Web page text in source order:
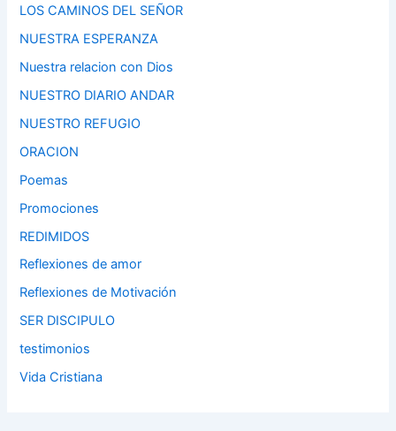
LOS CAMINOS DEL SEÑOR
NUESTRA ESPERANZA
Nuestra relacion con Dios
NUESTRO DIARIO ANDAR
NUESTRO REFUGIO
ORACION
Poemas
Promociones
REDIMIDOS
Reflexiones de amor
Reflexiones de Motivación
SER DISCIPULO
testimonios
Vida Cristiana